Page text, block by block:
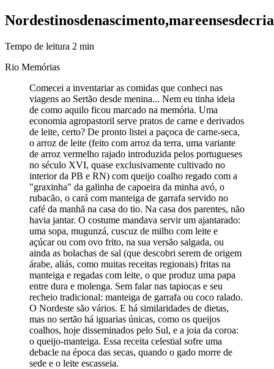
Nordestinosdenascimento,mareensesde
Tempo de leitura 2 min
Rio Memórias
Comecei a inventariar as comidas que conheci nas
viagens ao Sertão desde menina... Nem eu tinha ideia
de como aquilo ficou marcado na memória. Uma
economia agropastoril serve pratos de carne e derivados
de leite, certo? De pronto listei a paçoca de carne-seca,
o arroz de leite (feito com arroz da terra, uma variante
de arroz vermelho rajado introduzida pelos portugueses
no século XVI, quase exclusivamente cultivado no
interior da PB e RN) com queijo coalho regado com a
"graxinha" da galinha de capoeira da minha avó, o
rubacão, o cará com manteiga de garrafa servido no
café da manhã na casa do tio. Na casa dos parentes, não
havia jantar. O costume mandava servir um ajantarado:
uma sopa, mugunzá, cuscuz de milho com leite e
açúcar ou com ovo frito, na sua versão salgada, ou
ainda as bolachas de sal (que descobri serem de origem
árabe, aliás, como muitas receitas regionais) fritas na
manteiga e regadas com leite, o que produz uma papa
entre dura e molenga. Sem falar nas tapiocas e seu
recheio tradicional: manteiga de garrafa ou coco ralado.
O Nordeste são vários. E há similaridades de dietas,
mas no sertão há iguarias únicas, como os queijos
coalhos, hoje disseminados pelo Sul, e a joia da coroa:
o queijo-manteiga. Essa receita celestial sofre uma
debacle na época das secas, quando o gado morre de
sede e o leite escasseia.